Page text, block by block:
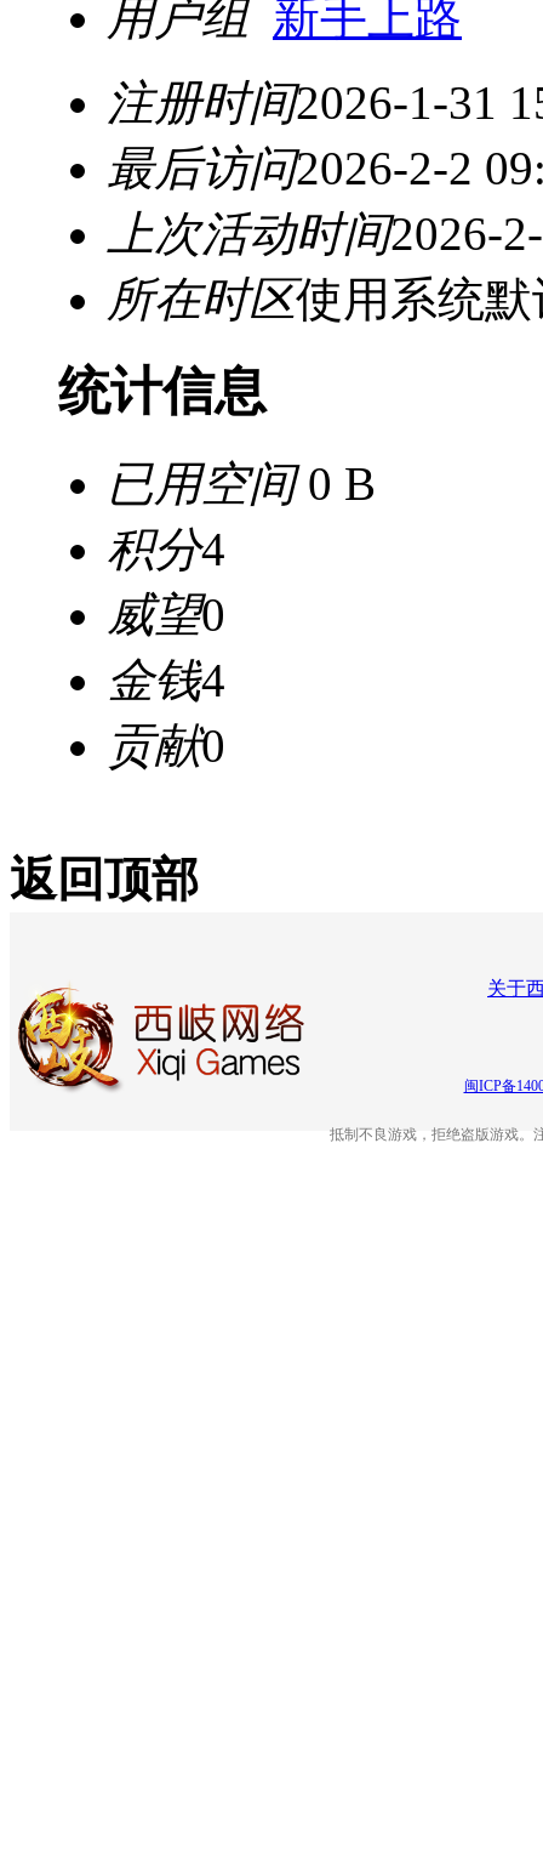
用户组 新手上路
注册时间2026-1-31
最后访问2026-2-2
上次活动时间2026-
所在时区使用系统默
统计信息
已用空间0 B
积分4
威望0
金钱4
贡献0
返回顶部
关于
闽ICP备
抵制不良游戏，拒绝盗版游戏。